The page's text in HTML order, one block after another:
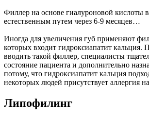
Филлер на основе гиалуроновой кислоты
естественным путем через 6-9 месяцев…
Иногда для увеличения губ применяют
которых входит гидроксиапатит кальция.
вводить такой филлер, специалисты
состояние пациента и дополнительно
потому, что гидроксиапатит кальция
некоторых людей присутствует аллергия
Липофилинг